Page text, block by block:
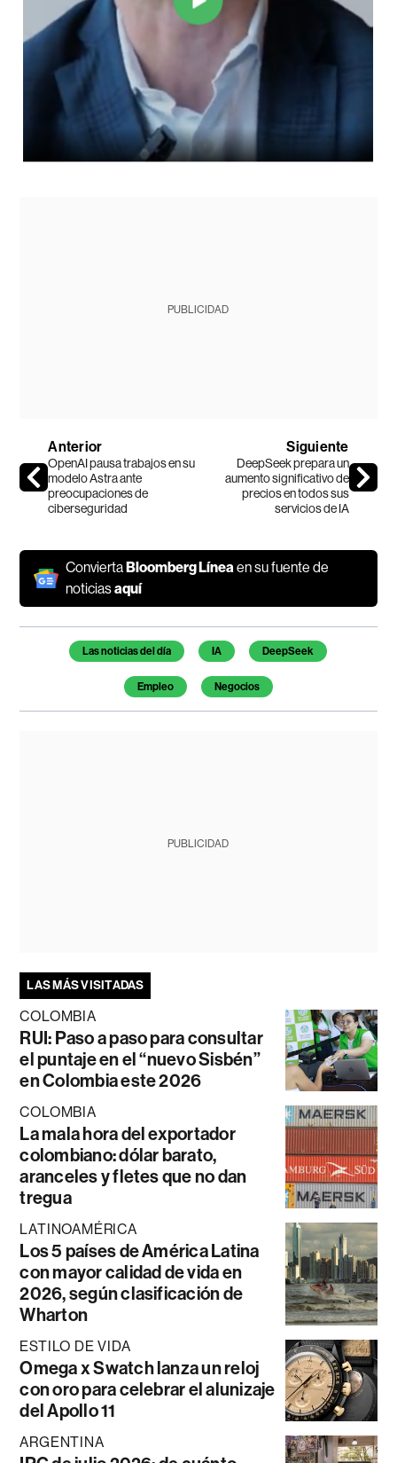
PUBLICIDAD
Anterior
OpenAI pausa trabajos en su
modelo Astra ante
preocupaciones de
ciberseguridad
Siguiente
DeepSeek prepara un
aumento significativo de
precios en todos sus
servicios de IA
ConviertaBloomberg Líneaen su fuente de
noticiasaquí
Temas de este artículo
Las noticias del día IA DeepSeek
Empleo Negocios
PUBLICIDAD
LAS MÁS VISITADAS
COLOMBIA
RUI: Paso a paso para consultar
el puntaje en el “nuevo Sisbén”
en Colombia este 2026
COLOMBIA
La mala hora del exportador
colombiano: dólar barato,
aranceles y fletes que no dan
tregua
LATINOAMÉRICA
Los 5 países de América Latina
con mayor calidad de vida en
2026, según clasificación de
Wharton
ESTILO DE VIDA
Omega x Swatch lanza un reloj
con oro para celebrar el alunizaje
del Apollo 11
ARGENTINA